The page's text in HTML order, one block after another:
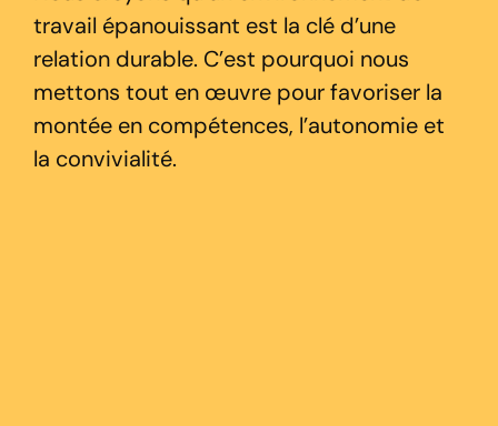
travail épanouissant est la clé d’une
relation durable. C’est pourquoi nous
mettons tout en œuvre pour favoriser la
montée en compétences, l’autonomie et
la convivialité.